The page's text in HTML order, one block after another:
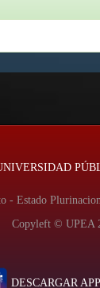
- Estado
Copyleft © UPEA
DESCARGAR